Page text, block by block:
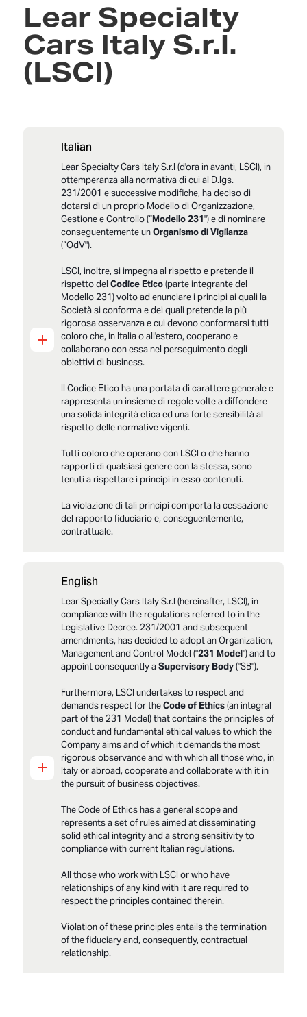
LCE_All_1Parte_Generale_Reati_Crime List_ en
LCE_Modello 231_Codice Etico_2025 en-US
Lear Specialty
Cars Italy S.r.l.
(LSCI)
+
Italian
Lear Specialty Cars Italy S.r.l (d'ora in avanti, LSCI), in
ottemperanza alla normativa di cui al D.lgs.
231/2001 e successive modifiche, ha deciso di
dotarsi di un proprio Modello di Organizzazione,
Gestione e Controllo (“Modello 231") e di nominare
conseguentemente unOrganismo di Vigilanza
(“OdV").
LSCI, inoltre, si impegna al rispetto e pretende il
rispetto delCodice Etico(parte integrante del
Modello 231) volto ad enunciare i principi ai quali la
Società si conforma e dei quali pretende la più
rigorosa osservanza e cui devono conformarsi tutti
coloro che, in Italia o all'estero, cooperano e
collaborano con essa nel perseguimento degli
obiettivi di business.
Il Codice Etico ha una portata di carattere generale e
rappresenta un insieme di regole volte a diffondere
una solida integrità etica ed una forte sensibilità al
rispetto delle normative vigenti.
Tutti coloro che operano con LSCI o che hanno
rapporti di qualsiasi genere con la stessa, sono
tenuti a rispettare i principi in esso contenuti.
La violazione di tali principi comporta la cessazione
del rapporto fiduciario e, conseguentemente,
contrattuale.
LSCI_Modello 231_Parte_Generale_Fv2025
LSCI_All1ParteGeneReati presFv2025
LSCI_Modello231Codice Etico_Fv2025
+
English
Lear Specialty Cars Italy S.r.l (hereinafter, LSCI), in
compliance with the regulations referred to in the
Legislative Decree. 231/2001 and subsequent
amendments, has decided to adopt an Organization,
Management and Control Model ("231 Model") and to
appoint consequently aSupervisory Body("SB").
Furthermore, LSCI undertakes to respect and
demands respect for theCode of Ethics(an integral
part of the 231 Model) that contains the principles of
conduct and fundamental ethical values to which the
Company aims and of which it demands the most
rigorous observance and with which all those who, in
Italy or abroad, cooperate and collaborate with it in
the pursuit of business objectives.
The Code of Ethics has a general scope and
represents a set of rules aimed at disseminating
solid ethical integrity and a strong sensitivity to
compliance with current Italian regulations.
All those who work with LSCI or who have
relationships of any kind with it are required to
respect the principles contained therein.
Violation of these principles entails the termination
of the fiduciary and, consequently, contractual
relationship.